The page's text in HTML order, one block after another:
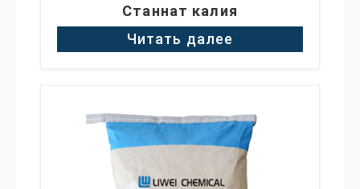
Станнат калия
Читать далее